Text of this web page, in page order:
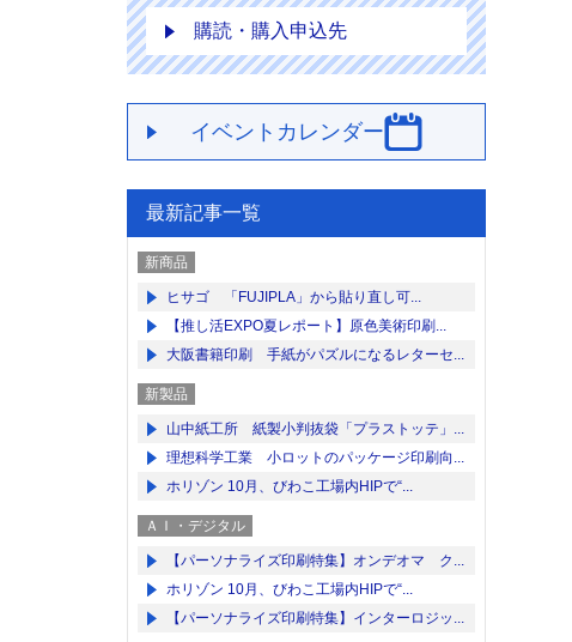
購読・購入申込先
イベントカレンダー
最新記事一覧
新商品
ヒサゴ 「FUJIPLA」から貼り直し可...
【推し活EXPO夏レポート】原色美術印刷...
大阪書籍印刷 手紙がパズルになるレターセ...
新製品
山中紙工所 紙製小判抜袋「プラストッテ」...
理想科学工業 小ロットのパッケージ印刷向...
ホリゾン 10月、びわこ工場内HIPで“...
ＡＩ・デジタル
【パーソナライズ印刷特集】オンデオマ ク...
ホリゾン 10月、びわこ工場内HIPで“...
【パーソナライズ印刷特集】インターロジッ...